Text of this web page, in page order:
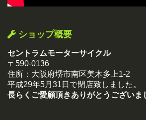
ショップ概要
セントラムモーターサイクル
〒590-0136
住所：大阪府堺市南区美木多上1-2
平成29年5月31日で閉店致しました。
長らくご愛顧頂きありがとうございま